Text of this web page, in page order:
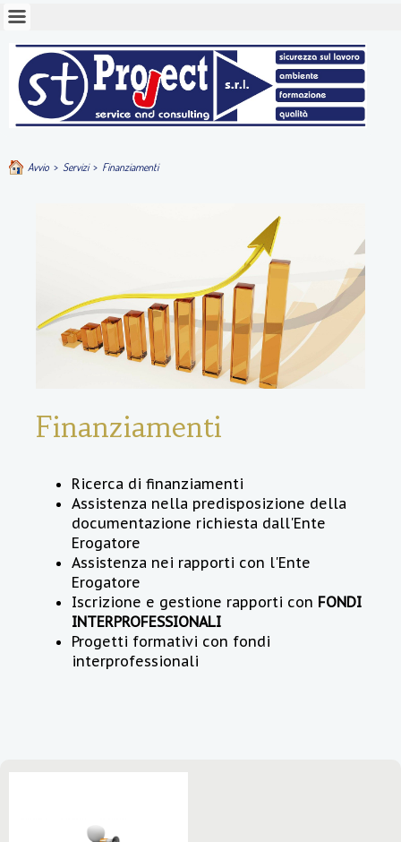
Avvio > Servizi > Finanziamenti
Finanziamenti
Ricerca di finanziamenti
Assistenza nella predisposizione della
documentazione richiesta dall'Ente
Erogatore
Assistenza nei rapporti con l'Ente
Erogatore
Iscrizione e gestione rapporti con FONDI
INTERPROFESSIONALI
Progetti formativi con fondi
interprofessionali